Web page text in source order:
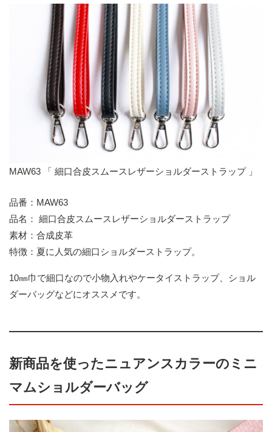
MAW63 「 細口合皮スムースレザーショルダーストラップ 」
品番：MAW63
品名： 細口合皮スムースレザーショルダーストラップ
素材：合成皮革
特徴：夏に人気の細口ショルダーストラップ。
10㎜巾で細口なので小物入れやケータイストラップ、ショル
ダーバッグなどにオススメです。
新商品を使ったニュアンスカラーのミニ
マムショルダーバッグ